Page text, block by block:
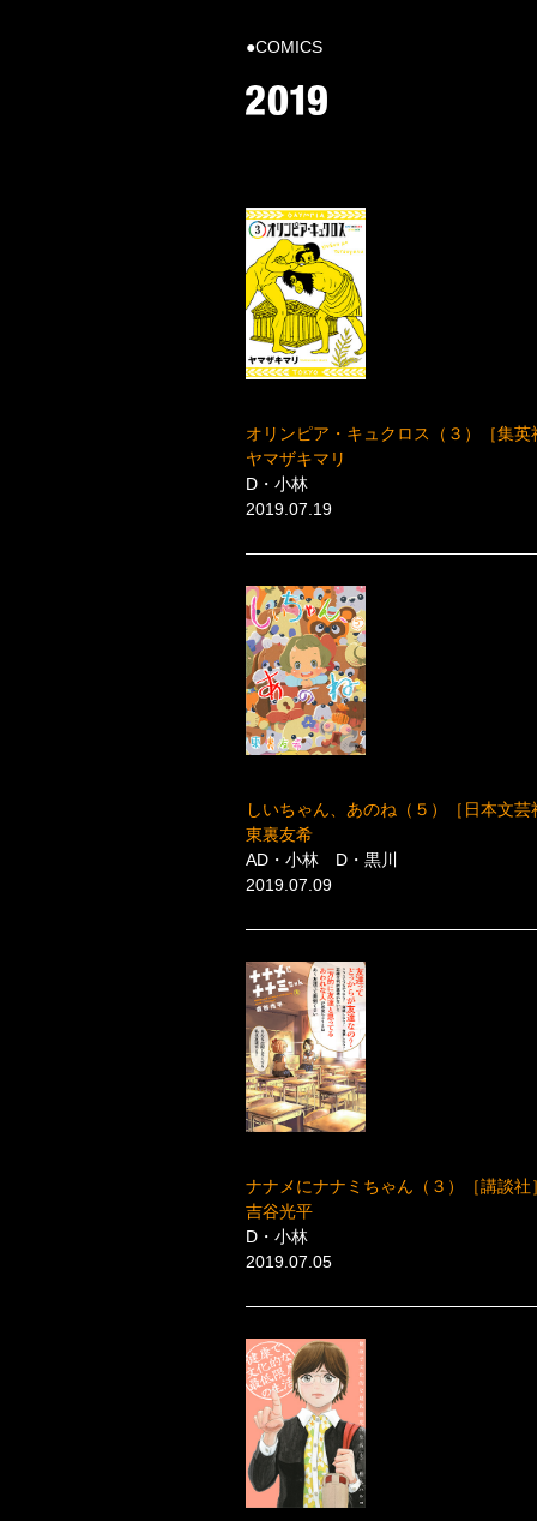
●COMICS
オリンピア・キュクロス（３）［集英
ヤマザキマリ
D・小林
2019.07.19
しいちゃん、あのね（５）［日本文芸
東裏友希
AD・小林 D・黒川
2019.07.09
ナナメにナナミちゃん（３）［講談社
吉谷光平
D・小林
2019.07.05